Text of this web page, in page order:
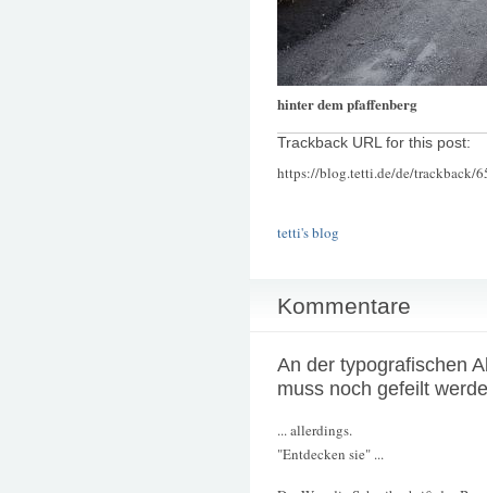
hinter dem pfaffenberg
Trackback URL for this post:
https://blog.tetti.de/de/trackback/
tetti's blog
Kommentare
An der typografischen
muss noch gefeilt
... allerdings.
"Entdecken sie" ...